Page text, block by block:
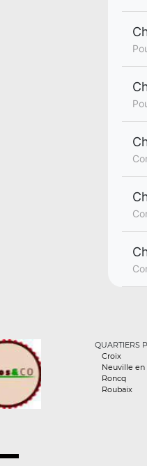
QUARTIERS
Croix
Neuville en
Roncq
Roubaix